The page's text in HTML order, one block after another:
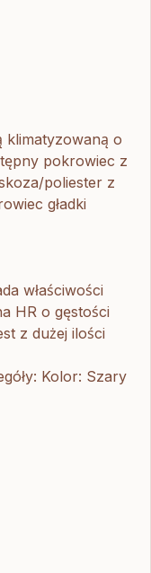
klimatyzowaną o
pokrowiec z
poliester z
gładki
właściwości
HR o gęstości
z dużej ilości
Kolor: Szary